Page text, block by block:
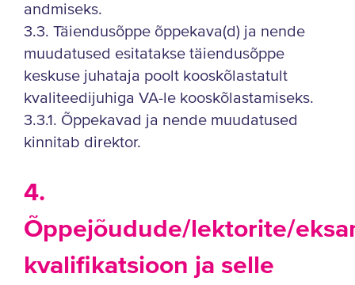
andmiseks.
3.3. Täiendusõppe õppekava(d) ja nende
muudatused esitatakse täiendusõppe
keskuse juhataja poolt kooskõlastatult
kvaliteedijuhiga VA-le kooskõlastamiseks.
3.3.1. Õppekavad ja nende muudatused
kinnitab direktor.
4.
Õppejõudude/lektorite/
kvalifikatsioon ja selle